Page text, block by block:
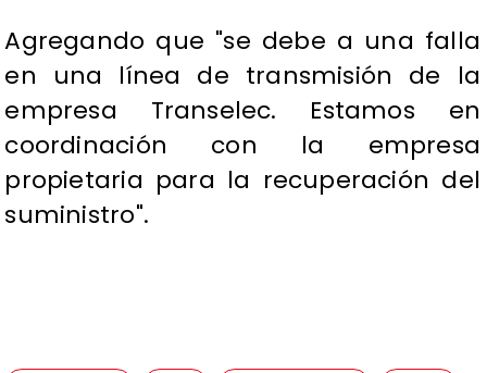
Agregando que "se debe a una falla
en una línea de transmisión de la
empresa Transelec. Estamos en
coordinación con la empresa
propietaria para la recuperación del
suministro".